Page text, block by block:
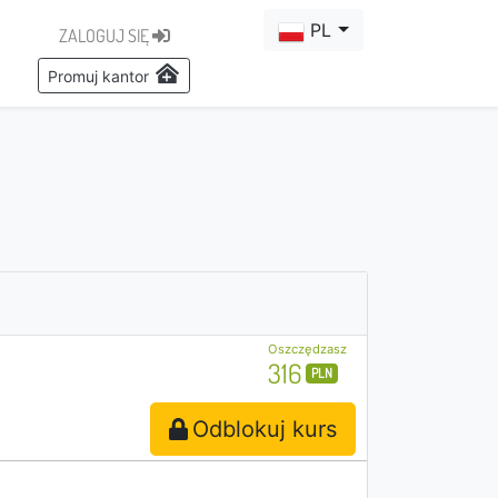
ZALOGUJ SIĘ
Promuj kantor
PL
Oszczędzasz
316 PLN
Odblokuj kurs